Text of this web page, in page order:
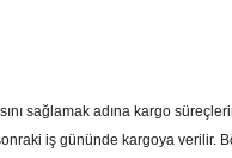
sağlamak adına kargo
iş gününde kargoya verilir.